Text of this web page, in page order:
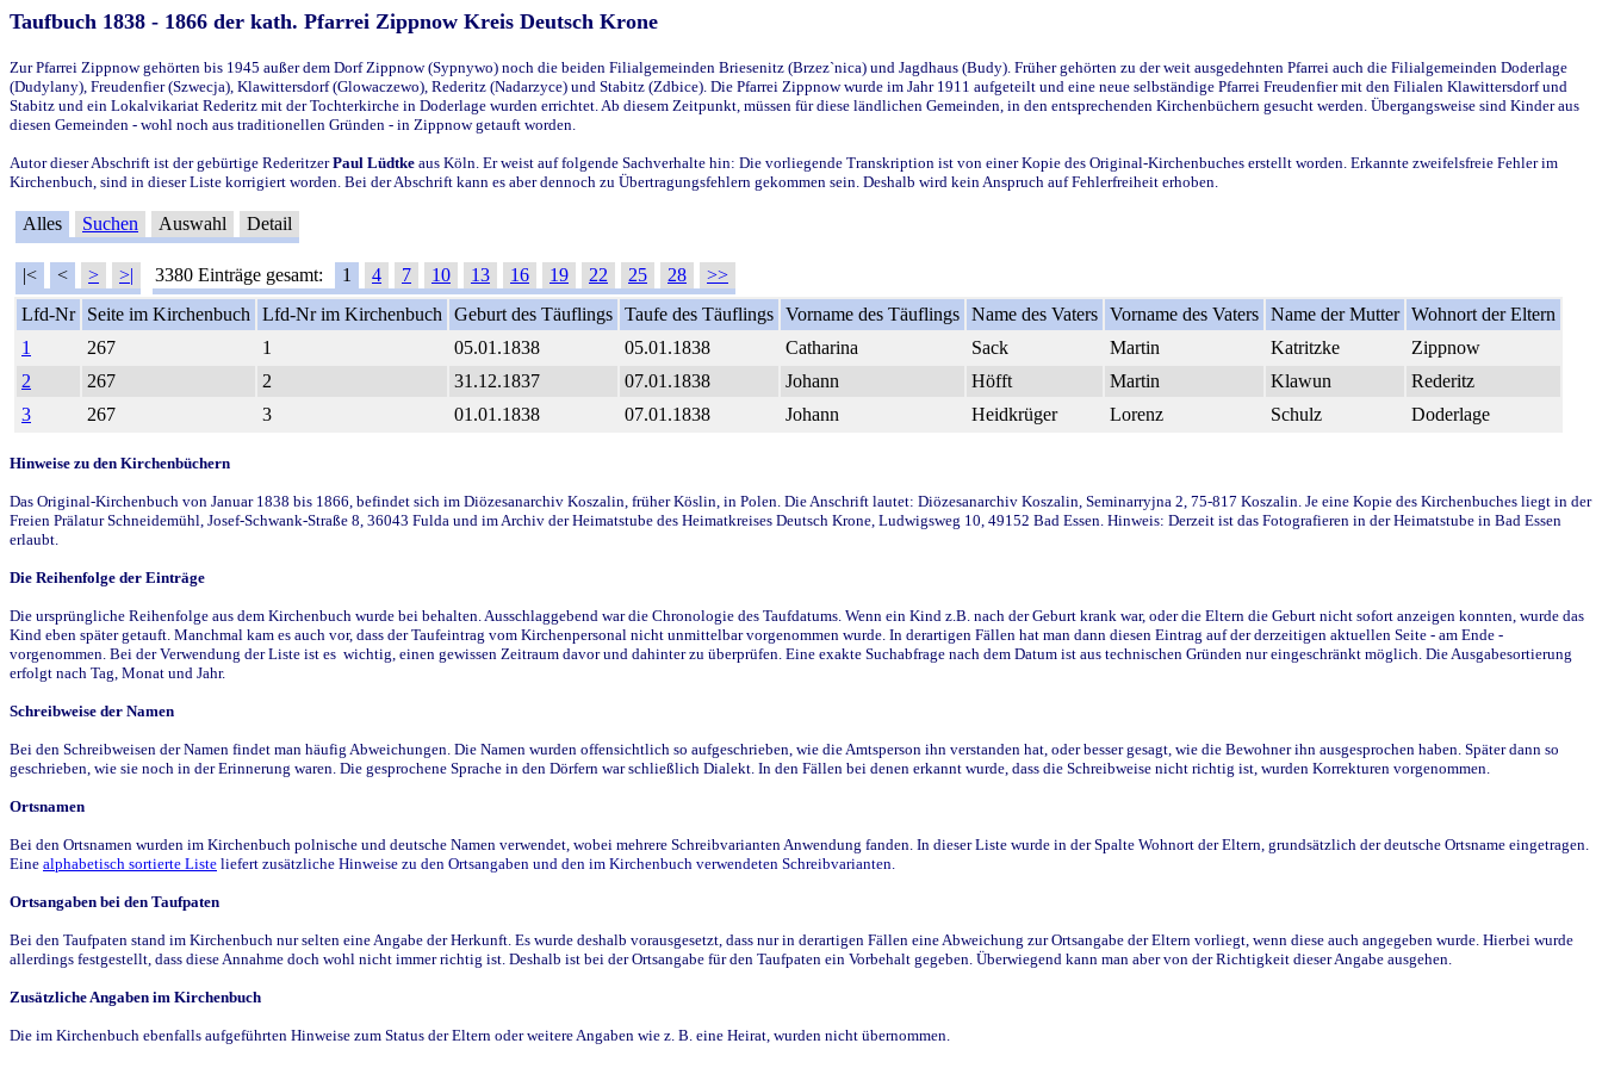
Taufbuch 1838 - 1866 der kath. Pfarrei Zippnow Kreis Deutsch Krone
Zur Pfarrei Zippnow gehörten bis 1945 außer dem Dorf Zippnow (Sypnywo) noch die beiden Filialgemeinden Briesenitz (Brzez`nica) und Jagdhaus (Budy). Früher gehörten zu der weit ausgedehnten Pfarrei auch die Filialgemeinden Doderlage
(Dudylany), Freudenfier (Szwecja), Klawittersdorf (Glowaczewo), Rederitz (Nadarzyce) und Stabitz (Zdbice). Die Pfarrei Zippnow wurde im Jahr 1911 aufgeteilt und eine neue selbständige Pfarrei Freudenfier mit den Filialen Klawittersdorf und
Stabitz und ein Lokalvikariat Rederitz mit der Tochterkirche in Doderlage wurden errichtet. Ab diesem Zeitpunkt, müssen für diese ländlichen Gemeinden, in den entsprechenden Kirchenbüchern gesucht werden. Übergangsweise sind Kinder aus
diesen Gemeinden - wohl noch aus traditionellen Gründen - in Zippnow getauft worden.
Autor dieser Abschrift ist der gebürtige RederitzerPaul Lüdtke aus Köln. Er weist auf folgende Sachverhalte hin: Die vorliegende Transkription ist von einer Kopie des Original-Kirchenbuches erstellt worden. Erkannte zweifelsfreie Fehler im
Kirchenbuch, sind in dieser Liste korrigiert worden. Bei der Abschrift kann es aber dennoch zu Übertragungsfehlern gekommen sein. Deshalb wird kein Anspruch auf Fehlerfreiheit erhoben.
Alles Suchen Auswahl Detail
|< < > >| 3380 Einträge gesamt: 1 4 7 10 13 16 19 22 25 28
>>
Lfd-Nr
Seite im Kirchenbuch Lfd-Nr im Kirchenbuch Geburt des Täuflings Taufe des Täuflings Vorname des Täuflings Name des Vaters Vorname des Vaters Name der Mutter Wohnort der Eltern
1
267 1 05.01.1838 05.01.1838 Catharina Sack Martin Katritzke
Zippnow
2
267 2 31.12.1837 07.01.1838 Johann Höfft Martin Klawun
Rederitz
3
267 3 01.01.1838 07.01.1838 Johann Heidkrüger Lorenz Schulz Doderlage
Hinweise zu den Kirchenbüchern
Das Original-Kirchenbuch von Januar 1838 bis 1866, befindet sich im Diözesanarchiv Koszalin, früher Köslin, in Polen. Die Anschrift lautet: Diözesanarchiv Koszalin, Seminarryjna 2, 75-817 Koszalin. Je eine Kopie des Kirchenbuches liegt in der
Freien Prälatur Schneidemühl, Josef-Schwank-Straße 8, 36043 Fulda und im Archiv der Heimatstube des Heimatkreises Deutsch Krone, Ludwigsweg 10, 49152 Bad Essen. Hinweis: Derzeit ist das Fotografieren in der Heimatstube in Bad Essen
erlaubt.
Die Reihenfolge der Einträge
Die ursprüngliche Reihenfolge aus dem Kirchenbuch wurde bei behalten. Ausschlaggebend war die Chronologie des Taufdatums. Wenn ein Kind z.B. nach der Geburt krank war, oder die Eltern die Geburt nicht sofort anzeigen konnten, wurde das
Kind eben später getauft. Manchmal kam es auch vor, dass der Taufeintrag vom Kirchenpersonal nicht unmittelbar vorgenommen wurde. In derartigen Fällen hat man dann diesen Eintrag auf der derzeitigen aktuellen Seite - am Ende -
vorgenommen. Bei der Verwendung der Liste ist es wichtig, einen gewissen Zeitraum davor und dahinter zu überprüfen. Eine exakte Suchabfrage nach dem Datum ist aus technischen Gründen nur eingeschränkt möglich. Die Ausgabesortierung
erfolgt nach Tag, Monat und Jahr.
Schreibweise der Namen
Bei den Schreibweisen der Namen findet man häufig Abweichungen. Die Namen wurden offensichtlich so aufgeschrieben, wie die Amtsperson ihn verstanden hat, oder besser gesagt, wie die Bewohner ihn ausgesprochen haben. Später dann so
geschrieben, wie sie noch in der Erinnerung waren. Die gesprochene Sprache in den Dörfern war schließlich Dialekt. In den Fällen bei denen erkannt wurde, dass die Schreibweise nicht richtig ist, wurden Korrekturen vorgenommen.
Ortsnamen
Bei den Ortsnamen wurden im Kirchenbuch polnische und deutsche Namen verwendet, wobei mehrere Schreibvarianten Anwendung fanden. In dieser Liste wurde in der Spalte Wohnort der Eltern, grundsätzlich der deutsche Ortsname eingetragen.
Eine alphabetisch sortierte Liste liefert zusätzliche Hinweise zu den Ortsangaben und den im Kirchenbuch verwendeten Schreibvarianten.
Ortsangaben bei den Taufpaten
Bei den Taufpaten stand im Kirchenbuch nur selten eine Angabe der Herkunft. Es wurde deshalb vorausgesetzt, dass nur in derartigen Fällen eine Abweichung zur Ortsangabe der Eltern vorliegt, wenn diese auch angegeben wurde. Hierbei wurde
allerdings festgestellt, dass diese Annahme doch wohl nicht immer richtig ist. Deshalb ist bei der Ortsangabe für den Taufpaten ein Vorbehalt gegeben. Überwiegend kann man aber von der Richtigkeit dieser Angabe ausgehen.
Zusätzliche Angaben im Kirchenbuch
Die im Kirchenbuch ebenfalls aufgeführten Hinweise zum Status der Eltern oder weitere Angaben wie z. B. eine Heirat, wurden nicht übernommen.